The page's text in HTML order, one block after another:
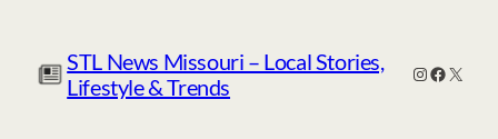
STL News Missouri – Local Stories,
Lifestyle & Trends
X